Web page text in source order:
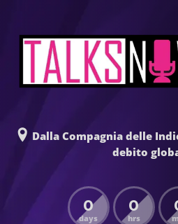
Dalla Compagnia delle
debito
0
days
0
hrs